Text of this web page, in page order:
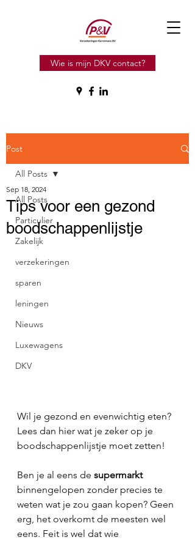
Wie is mijn DKV contact?
Post
All Posts
Particulier
Zakelijk
verzekeringen
sparen
leningen
Nieuws
Luxewagens
DKV
All Posts
Tips voor een gezond
boodschappenlijstje
Sep 18, 2024
Wil je gezond en evenwichtig eten?
Lees dan hier wat je zeker op je
boodschappenlijstje moet zetten!
Ben je al eens de supermarkt
binnengelopen zonder precies te
weten wat je zou gaan kopen? Geen
erg, het overkomt de meesten wel
eens. Feit is wel dat wie